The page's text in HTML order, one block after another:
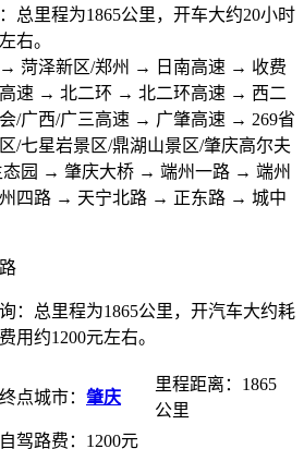
总里程为1865公里，开车大约20小时
右。
菏泽新区/郑州 → 日南高速 → 收费
速 → 北二环 → 北二环高速 → 西二
/广西/广三高速 → 广肇高速 → 269省
/七星岩景区/鼎湖山景区/肇庆高尔夫
态园 → 肇庆大桥 → 端州一路 → 端州
四路 → 天宁北路 → 正东路 → 城中
：总里程为1865公里，开汽车大约耗
用约1200元左右。
终点城市： 肇庆
里程距离：1865
公里
自驾路费：1200元